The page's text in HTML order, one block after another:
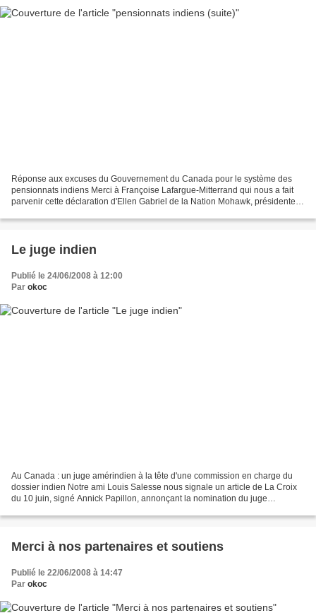
Réponse aux excuses du Gouvernement du Canada pour le système des
pensionnats indiens Merci à Françoise Lafargue-Mitterrand qui nous a fait
parvenir cette déclaration d'Ellen Gabriel de la Nation Mohawk, présidente
Le juge indien
Publié le 24/06/2008 à 12:00
Par okoc
Au Canada : un juge amérindien à la tête d'une commission en charge du
dossier indien Notre ami Louis Salesse nous signale un article de La Croix
du 10 juin, signé Annick Papillon, annonçant la nomination du juge
Merci à nos partenaires et soutiens
Publié le 22/06/2008 à 14:47
Par okoc